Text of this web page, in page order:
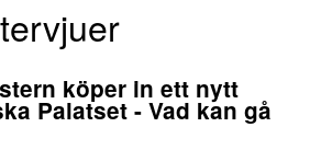
köper in ett nytt
Palatset - Vad kan gå